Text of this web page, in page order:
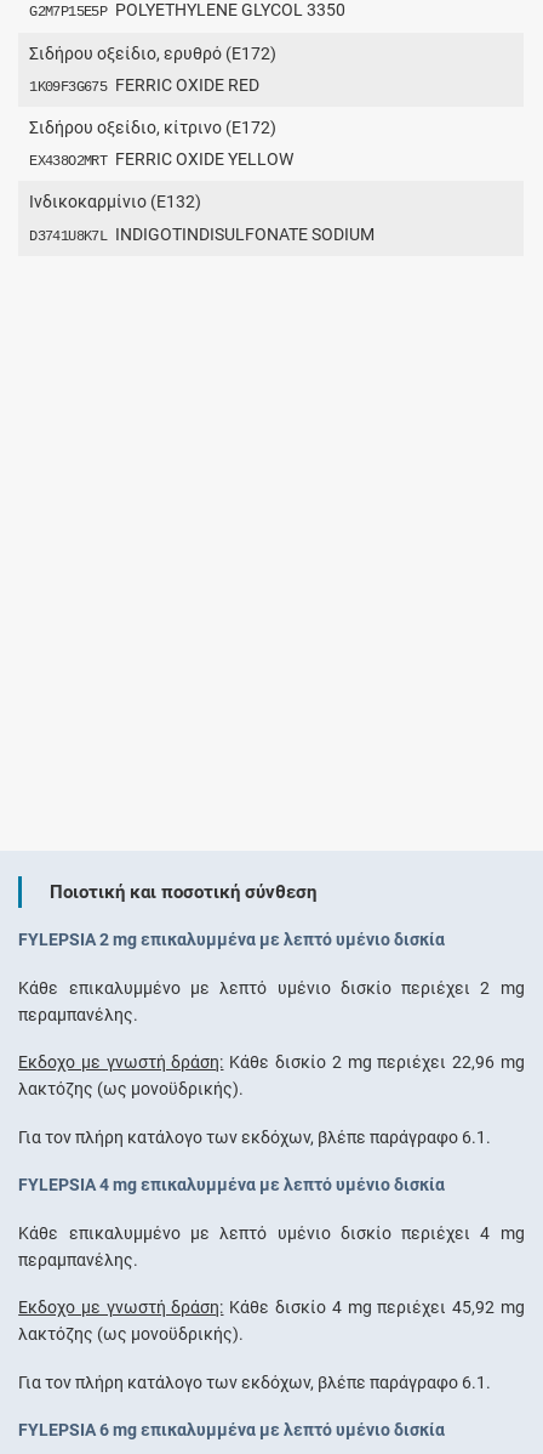
G2M7P15E5P POLYETHYLENE GLYCOL 3350
Σιδήρου οξείδιο, ερυθρό (Ε172)
1K09F3G675 FERRIC OXIDE RED
Σιδήρου οξείδιο, κίτρινο (Ε172)
EX438O2MRT FERRIC OXIDE YELLOW
Ινδικοκαρμίνιο (E132)
D3741U8K7L INDIGOTINDISULFONATE SODIUM
Ποιοτική και ποσοτική σύνθεση
FYLEPSIA 2 mg επικαλυμμένα με λεπτό υμένιο δισκία
Κάθε επικαλυμμένο με λεπτό υμένιο δισκίο περιέχει 2 mg
περαμπανέλης.
Έκδοχο με γνωστή δράση: Κάθε δισκίο 2 mg περιέχει 22,96 mg
λακτόζης (ως µονοϋδρικής).
Για τον πλήρη κατάλογο των εκδόχων, βλέπε παράγραφο 6.1.
FYLEPSIA 4 mg επικαλυμμένα με λεπτό υμένιο δισκία
Κάθε επικαλυμμένο με λεπτό υμένιο δισκίο περιέχει 4 mg
περαμπανέλης.
Έκδοχο με γνωστή δράση: Κάθε δισκίο 4 mg περιέχει 45,92 mg
λακτόζης (ως µονοϋδρικής).
Για τον πλήρη κατάλογο των εκδόχων, βλέπε παράγραφο 6.1.
FYLEPSIA 6 mg επικαλυμμένα με λεπτό υμένιο δισκία